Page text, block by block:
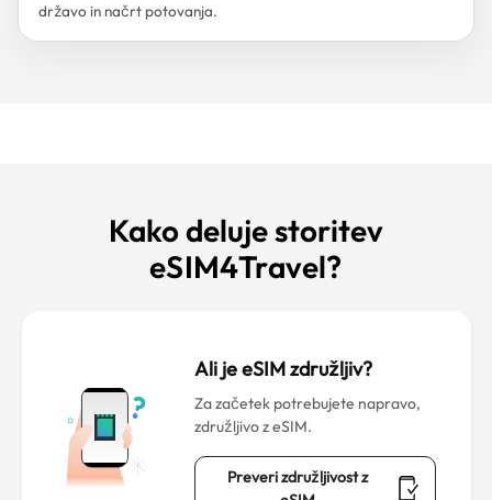
državo in načrt potovanja.
Kako deluje storitev
eSIM4Travel?
Ali je eSIM združljiv?
Za začetek potrebujete napravo,
združljivo z eSIM.
Preveri združljivost z